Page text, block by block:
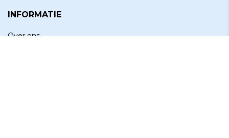
INFORMATIE
Over ons